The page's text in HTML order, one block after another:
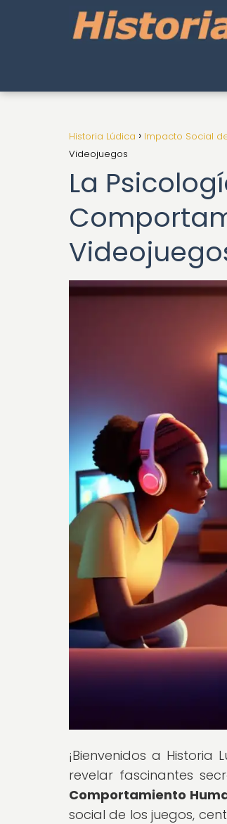
Historia Lúdica Impacto Social
Videojuegos
La
¡Bienvenidos a
revelar fascinantes
Comportamiento
social de los juegos,